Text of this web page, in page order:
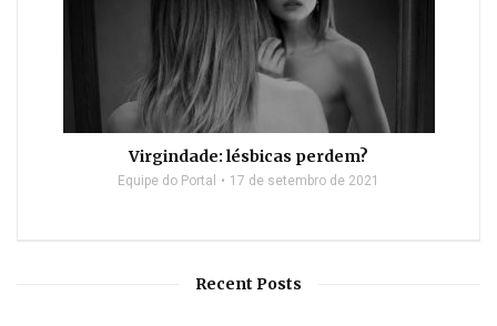
Virgindade: lésbicas perdem?
Equipe do Portal 17 de setembro de 2021
Recent Posts